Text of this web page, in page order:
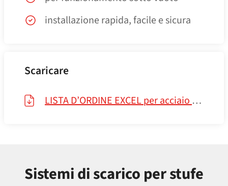
installazione rapida, facile e sicura
Scaricare
LISTA D’ORDINE EXCEL per acciaio inox 2025.07.08
Sistemi di scarico per stufe